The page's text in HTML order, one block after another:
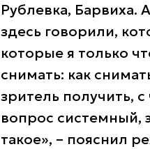
Рублевка, Барвиха.
здесь говорили,
которые я только
снимать: как
зритель получить,
вопрос системный,
такое», – пояснил